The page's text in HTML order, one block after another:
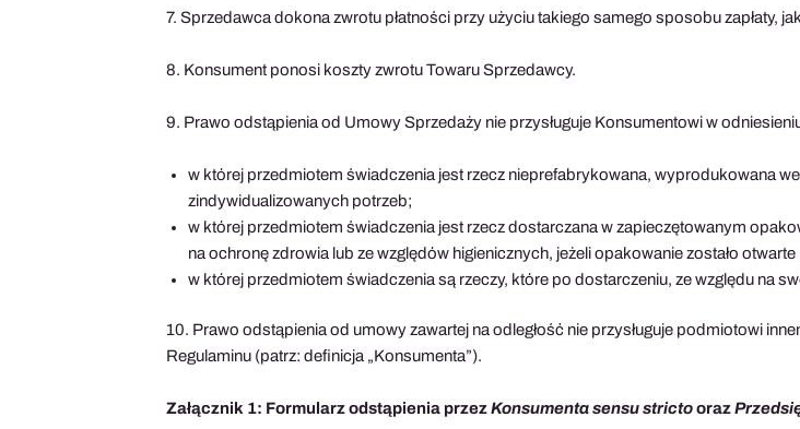
7. Sprzedawca dokona zwrotu płatności przy użyciu takiego samego sposobu zapłaty,
8. Konsument ponosi koszty zwrotu Towaru Sprzedawcy.
9. Prawo odstąpienia od Umowy Sprzedaży nie przysługuje Konsumentowi w
w której przedmiotem świadczenia jest rzecz nieprefabrykowana, wyprodukowana
zindywidualizowanych potrzeb;
w której przedmiotem świadczenia jest rzecz dostarczana w zapieczętowanym
na ochronę zdrowia lub ze względów higienicznych, jeżeli opakowanie zostało
w której przedmiotem świadczenia są rzeczy, które po dostarczeniu, ze względu na
10. Prawo odstąpienia od umowy zawartej na odległość nie przysługuje podmiotowi
Regulaminu (patrz: definicja „Konsumenta”).
Załącznik 1: Formularz odstąpienia przezKonsumenta sensu strictooraz